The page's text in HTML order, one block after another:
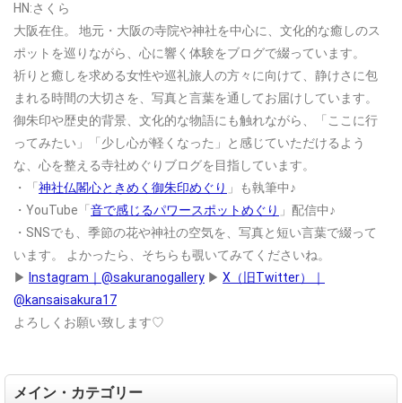
HN:さくら
大阪在住。
地元・大阪の寺院や神社を中心に、文化的な癒しのス
ポットを巡りながら、心に響く体験をブログで綴っています。
祈りと癒しを求める女性や巡礼旅人の方々に向けて、静けさに包
まれる時間の大切さを、写真と言葉を通してお届けしています。
御朱印や歴史的背景、文化的な物語にも触れながら、「ここに行
ってみたい」「少し心が軽くなった」と感じていただけるよう
な、心を整える寺社めぐりブログを目指しています。
・「 神社仏閣心ときめく御朱印めぐり 」も執筆中♪
・YouTube「 音で感じるパワースポットめぐり 」配信中♪
・SNSでも、季節の花や神社の空気を、写真と短い言葉で綴って
います。
よかったら、そちらも覗いてみてくださいね。
▶ Instagram｜@sakuranogallery ▶ X（旧Twitter）｜
@kansaisakura17
よろしくお願い致します♡
メイン・カテゴリー